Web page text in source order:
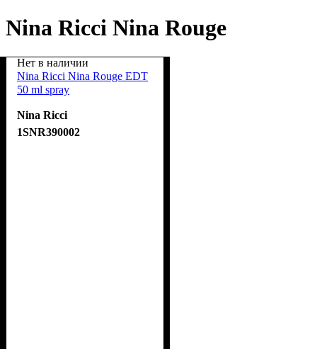
Nina Ricci Nina Rouge
Нет в наличии
Nina Ricci Nina Rouge EDT
50 ml spray
Nina Ricci
1SNR390002